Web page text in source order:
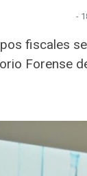
-
fiscales
Forense